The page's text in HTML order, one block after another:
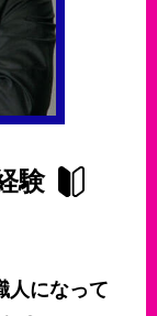
験
人になって